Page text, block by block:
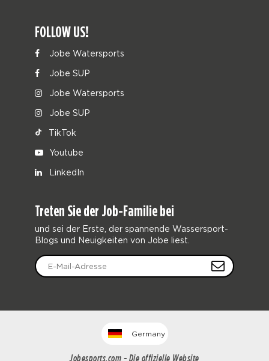
FOLLOW US!
Jobe Watersports
Jobe SUP
Jobe Watersports
Jobe SUP
TikTok
Youtube
LinkedIn
Treten Sie der Job-Familie bei
und sei der Erste, der spannende Wassersport-
Blogs und Neuigkeiten von Jobe liest.
Germany
Jobesports.com - Die offizielle Website